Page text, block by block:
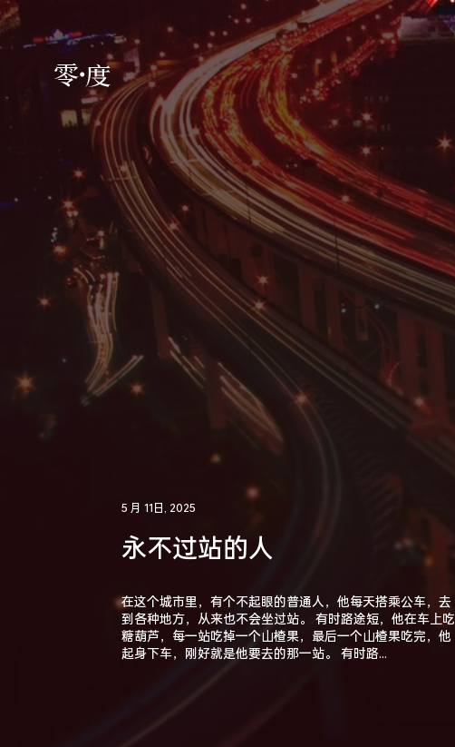
5 月 11日, 2025
永不过站的人
在这个城市里，有个不起眼的普通人，他每天搭乘公车，去
到各种地方，从来也不会坐过站。 有时路途短，他在车上吃
糖葫芦，每一站吃掉一个山楂果，最后一个山楂果吃完，他
起身下车，刚好就是他要去的那一站。 有时路...